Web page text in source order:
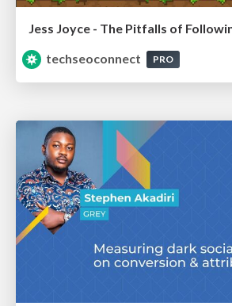
Jess Joyce - The Pitfalls of
techseoconnect
PRO